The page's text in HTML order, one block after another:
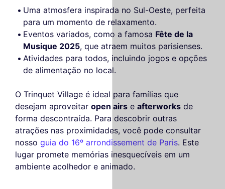
Uma atmosfera inspirada no Sul-Oeste, perfeita
para um momento de relaxamento.
Eventos variados, como a famosa Fête de la
Musique 2025, que atraem muitos parisienses.
Atividades para todos, incluindo jogos e opções
de alimentação no local.
O Trinquet Village é ideal para famílias que
desejam aproveitar open airs e afterworks de
forma descontraída. Para descobrir outras
atrações nas proximidades, você pode consultar
nosso guia do 16º arrondissement de Paris. Este
lugar promete memórias inesquecíveis em um
ambiente acolhedor e animado.